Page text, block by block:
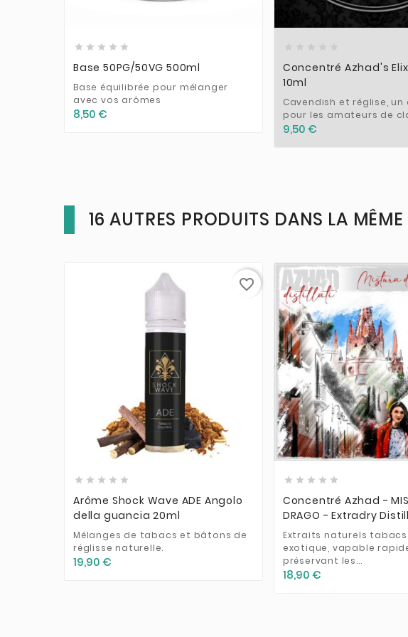
    
Base 50PG/50VG 500ml
Base équilibrée pour mélanger
avec vos arômes
8,50 €
  
Concentré Azhad's
10ml
Cavendish et réglise, un
pour les amateurs de
9,50 €
16 AUTRES PRODUITS DANS LA
  
    
Arôme Shock Wave ADE Angolo
della guancia 20ml
Mélanges de tabacs et bâtons de
réglisse naturelle.
19,90 €
favorite_border
 
    
Concentré Azhad -
DRAGO - Extradry
Extraits naturels
exotique, vapable
préservant les...
18,90 €